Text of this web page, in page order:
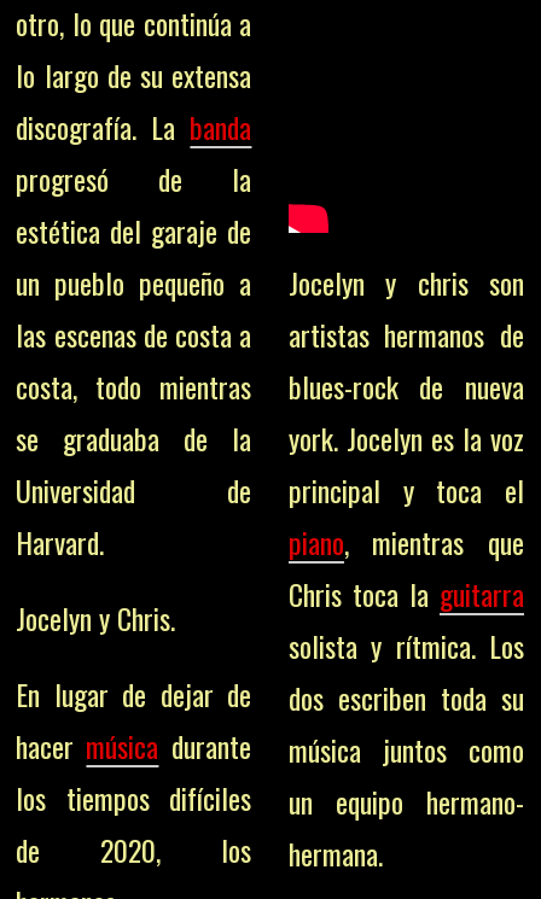
otro, lo que continúa a
lo largo de su extensa
discografía. La banda
progresó de la
estética del garaje de
un pueblo pequeño a
las escenas de costa a
costa, todo mientras
se graduaba de la
Universidad de
Harvard.
Jocelyn y Chris.
En lugar de dejar de
hacer música durante
los tiempos difíciles
de 2020, los
Jocelyn y chris son
artistas hermanos de
blues-rock de nueva
york. Jocelyn es la voz
principal y toca el
piano, mientras que
Chris toca la guitarra
solista y rítmica. Los
dos escriben toda su
música juntos como
un equipo hermano-
hermana.